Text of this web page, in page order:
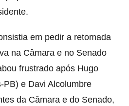
em pedir a retomada
na Câmara e no Senado
frustrado após Hugo
PB) e Davi Alcolumbre
da Câmara e do Senado,